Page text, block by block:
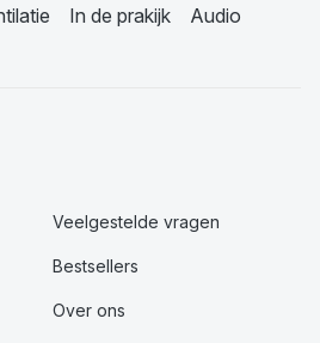
In de prakijk Audio
Veelgestelde vragen
Bestsellers
Over ons